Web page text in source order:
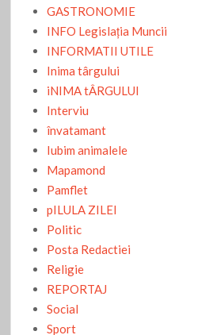
GASTRONOMIE
INFO Legislaţia Muncii
INFORMATII UTILE
Inima târgului
iNIMA tÂRGULUI
Interviu
învatamant
Iubim animalele
Mapamond
Pamflet
pILULA ZILEI
Politic
Posta Redactiei
Religie
REPORTAJ
Social
Sport